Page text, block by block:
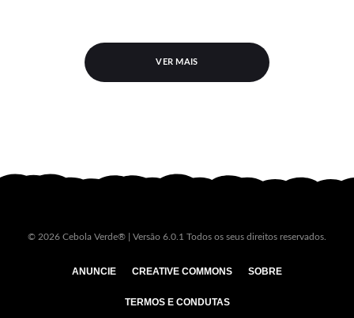
VER MAIS
© 2026 Cebola Verde® | Versão 6.0.1 Todos os seus direitos reservados.
ANUNCIE CREATIVE COMMONS SOBRE
TERMOS E CONDUTAS